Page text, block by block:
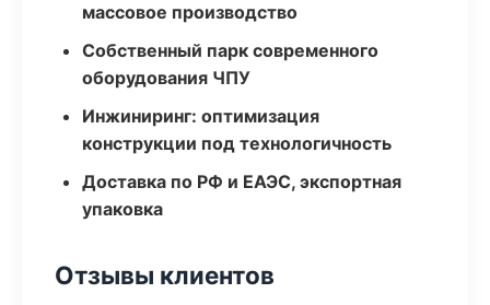
массовое производство
Собственный парк современного
оборудования ЧПУ
Инжиниринг: оптимизация
конструкции под технологичность
Доставка по РФ и ЕАЭС, экспортная
упаковка
Отзывы клиентов